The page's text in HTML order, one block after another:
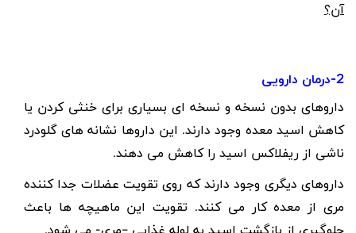
آن؟
2-درمان دارویی
داروهای بدون نسخه و نسخه ای بسیاری برای خنثی کردن یا
کاهش اسید معده وجود دارند. این داروها نشانه های گلودرد
ناشی از ریفلاکس اسید را کاهش می دهند.
داروهای دیگری وجود دارند که روی تقویت عضلات جدا کننده
مری از معده کار می کنند. تقویت این ماهیچه ها باعث